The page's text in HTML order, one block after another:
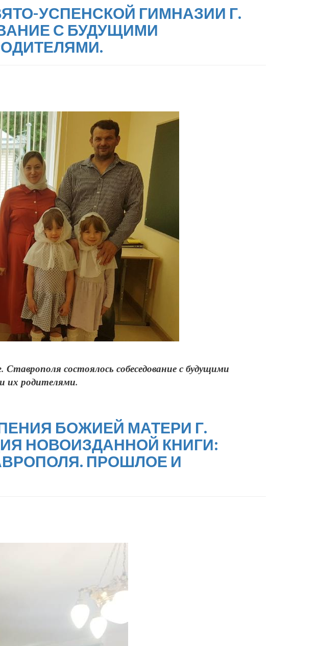
УСПЕНСКОЙ ГИМНАЗИИ Г.
С БУДУЩИМИ
состоялось собеседование с будущими
их родителями.
БОЖИЕЙ МАТЕРИ Г.
НОВОИЗДАННОЙ КНИГИ:
ПРОШЛОЕ И